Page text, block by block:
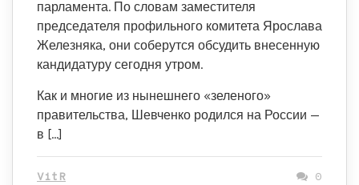
парламента. По словам заместителя
председателя профильного комитета Ярослава
Железняка, они соберутся обсудить внесенную
кандидатуру сегодня утром.
Как и многие из нынешнего «зеленого»
правительства, Шевченко родился на России —
в […]
VitR 0